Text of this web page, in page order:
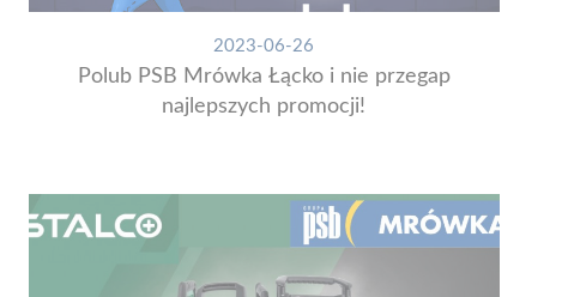
2023-06-26
Polub PSB Mrówka Łącko i nie przegap
najlepszych promocji!